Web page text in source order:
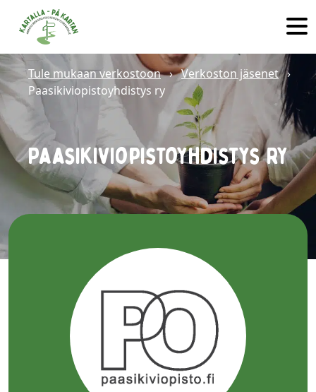
Hyppää sisältöön
Tule mukaan verkostoon › Verkoston jäsenet ›
Paasikiviopistoyhdistys ry
Paasikiviopistoyhdistys ry